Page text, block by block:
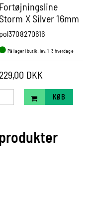
Fortøjningsline
Storm X Silver 16mm
6m
pol3708270616
På lager i butik: lev. 1-3 hverdage
229,00 DKK
KØB